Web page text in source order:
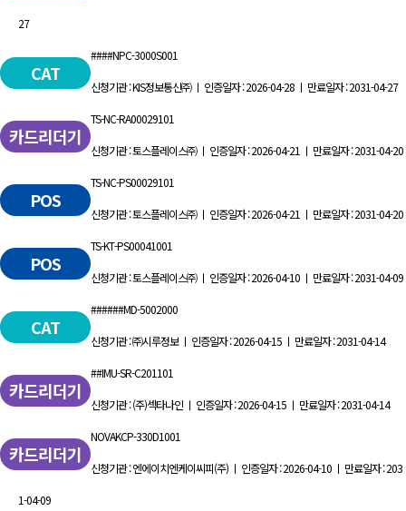
27
CAT
####NPC-3000S001
신청기관 : KIS정보통신㈜ ㅣ 인증일자 : 2026-04-28 ㅣ 만료일자 : 2031-04-27
카드리더기
TS-NC-RA00029101
신청기관 : 토스플레이스㈜ ㅣ 인증일자 : 2026-04-21 ㅣ 만료일자 : 2031-04-20
POS
TS-NC-PS00029101
신청기관 : 토스플레이스㈜ ㅣ 인증일자 : 2026-04-21 ㅣ 만료일자 : 2031-04-20
POS
TS-KT-PS00041001
신청기관 : 토스플레이스㈜ ㅣ 인증일자 : 2026-04-10 ㅣ 만료일자 : 2031-04-09
CAT
######MD-5002000
신청기관 : ㈜시루정보 ㅣ 인증일자 : 2026-04-15 ㅣ 만료일자 : 2031-04-14
카드리더기
##IMU-SR-C201101
신청기관 : (주)섹타나인 ㅣ 인증일자 : 2026-04-15 ㅣ 만료일자 : 2031-04-14
카드리더기
NOVAKCP-330D1001
신청기관 : 엔에이치엔케이씨피(주) ㅣ 인증일자 : 2026-04-10 ㅣ 만료일자 : 203
1-04-09